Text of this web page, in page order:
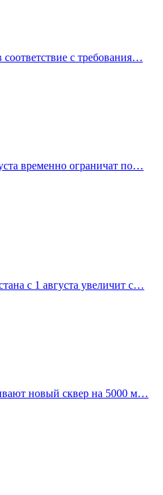
с требования…
временно ограничат по…
с 1 августа увеличит с…
новый сквер на 5000 м…